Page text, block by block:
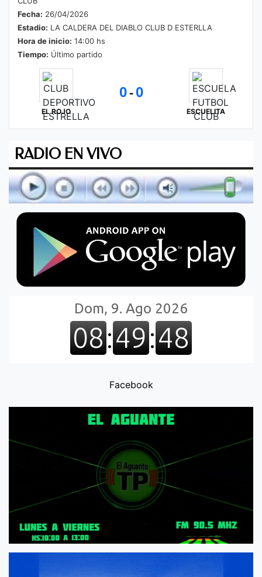
Fecha: 26/04/2026
Estadio: LA CALDERA DEL DIABLO CLUB D ESTERLLA
Hora de inicio: 14:00 hs
Tiempo: Último partido
EL ROJO
0- 0
ESCUELITA
RADIO EN VIVO
Facebook